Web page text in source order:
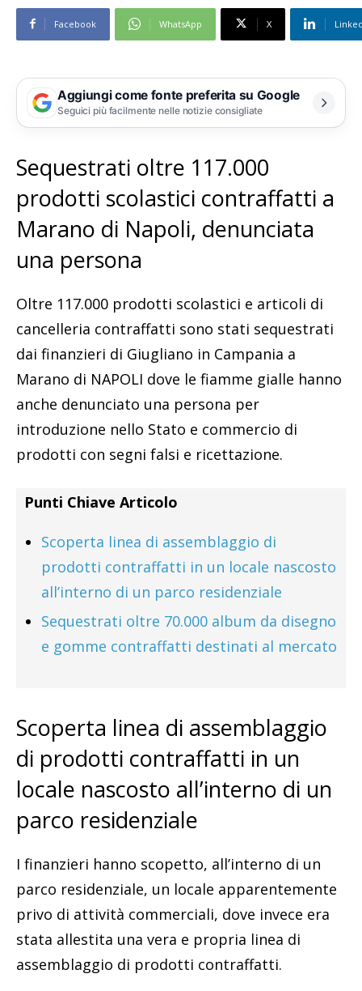
Facebook WhatsApp X
Aggiungi come fonte preferita su Google
Seguici più facilmente nelle notizie consigliate
Sequestrati oltre 117.000
prodotti scolastici contraffatti a
Marano di Napoli, denunciata
una persona
Oltre 117.000 prodotti scolastici e articoli di
cancelleria contraffatti sono stati sequestrati
dai finanzieri di Giugliano in Campania a
Marano di NAPOLI dove le fiamme gialle hanno
anche denunciato una persona per
introduzione nello Stato e commercio di
prodotti con segni falsi e ricettazione.
Punti Chiave Articolo
Scoperta linea di assemblaggio di
prodotti contraffatti in un locale nascosto
all’interno di un parco residenziale
Sequestrati oltre 70.000 album da disegno
e gomme contraffatti destinati al mercato
Scoperta linea di assemblaggio
di prodotti contraffatti in un
locale nascosto all’interno di un
parco residenziale
I finanzieri hanno scopetto, all’interno di un
parco residenziale, un locale apparentemente
privo di attività commerciali, dove invece era
stata allestita una vera e propria linea di
assemblaggio di prodotti contraffatti.